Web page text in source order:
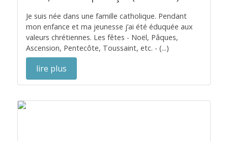
Je suis née dans une famille catholique. Pendant
mon enfance et ma jeunesse j’ai été éduquée aux
valeurs chrétiennes. Les fêtes - Noël, Pâques,
Ascension, Pentecôte, Toussaint, etc. - (...)
lire plus